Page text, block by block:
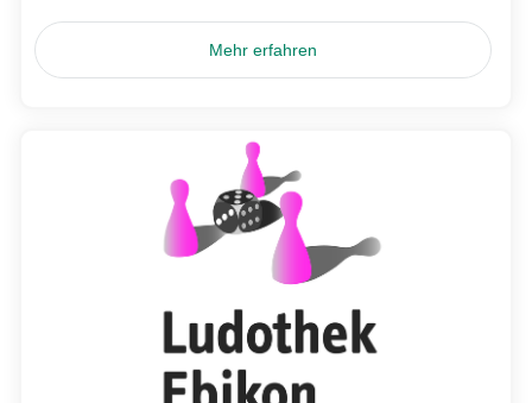
Mehr erfahren